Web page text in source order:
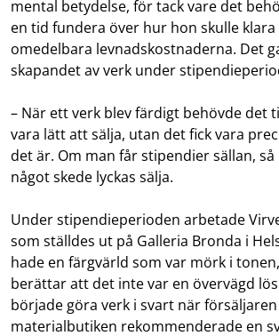
mental betydelse, för tack vare det
en tid fundera över hur hon skulle klara
omedelbara levnadskostnaderna. Det
skapandet av verk under
– När ett verk blev färdigt behövde det
vara lätt att sälja, utan det fick vara
det är. Om man får stipendier sällan, så
något skede lyckas sälja.
Under stipendieperioden arbetade
som ställdes ut på Galleria Bronda i
hade en färgvärld som var mörk i
berättar att det inte var en övervägd
började göra verk i svart när
materialbutiken rekommenderade en